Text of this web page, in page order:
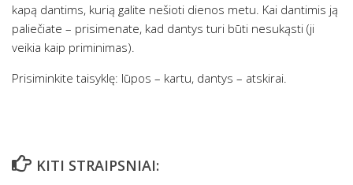
kapą dantims, kurią galite nešioti dienos metu. Kai dantimis ją
paliečiate – prisimenate, kad dantys turi būti nesukąsti (ji
veikia kaip priminimas).
Prisiminkite taisyklę: lūpos – kartu, dantys – atskirai.
KITI STRAIPSNIAI: